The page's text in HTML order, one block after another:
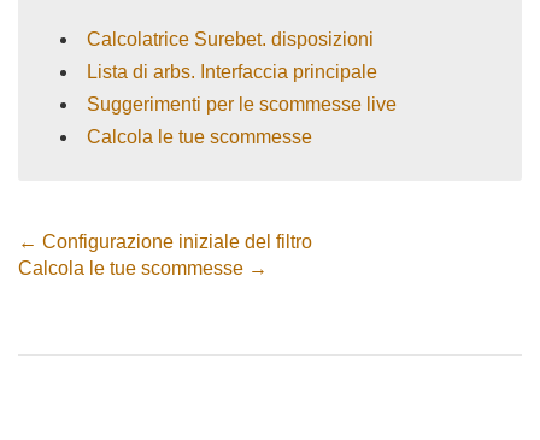
Calcolatrice Surebet. disposizioni
Lista di arbs. Interfaccia principale
Suggerimenti per le scommesse live
Calcola le tue scommesse
← Configurazione iniziale del filtro
Calcola le tue scommesse →